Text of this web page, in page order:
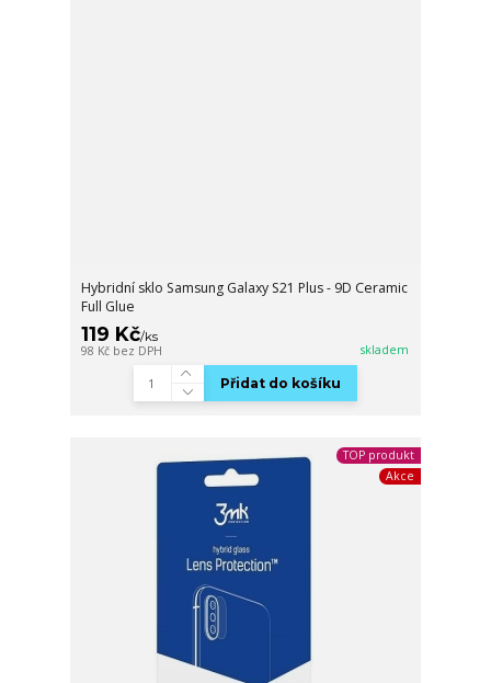
Hybridní sklo Samsung Galaxy S21 Plus - 9D Ceramic
Full Glue
119 Kč/ks
98 Kč bez DPH skladem
Přidat do košíku
TOP produkt
Akce